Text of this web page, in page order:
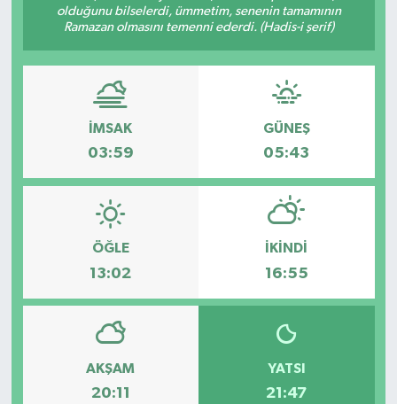
olduğunu bilselerdi, ümmetim, senenin tamamının
Ramazan olmasını temenni ederdi. (Hadis-i şerif)
İMSAK
03:59
GÜNEŞ
05:43
ÖĞLE
13:02
İKINDI
16:55
AKŞAM
20:11
YATSI
21:47